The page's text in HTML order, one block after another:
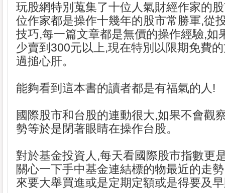
玩股網特別蒐集了十位人氣財經作家的
位作家都是操作十幾年的股市常勝軍,從
技巧,每一篇文章都是無價的操作經驗,如
少賣到300元以上,現在特別以限期免費
過搥心肝。
能夠看到這本書的讀者都是有福氣的人!
國際股市和台股的連動很大,如果不會觀
勢等於是閉著眼睛在操作台股。
對於基金投資人,每天看國際股市指數更
關心一下手中基金連結標的物最近的走
來要大舉買進或是定期定額或是得要及